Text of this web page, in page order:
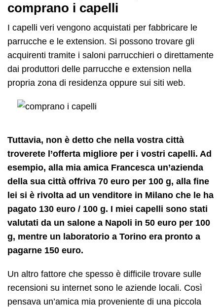
comprano i capelli
I capelli veri vengono acquistati per fabbricare le
parrucche e le extension. Si possono trovare gli
acquirenti tramite i saloni parrucchieri o direttamente
dai produttori delle parrucche e extension nella
propria zona di residenza oppure sui siti web.
Tuttavia, non è detto che nella vostra città
troverete l’offerta migliore per i vostri capelli. Ad
esempio, alla mia amica Francesca un’azienda
della sua città offriva 70 euro per 100 g, alla fine
lei si è rivolta ad un venditore in Milano che le ha
pagato 130 euro / 100 g. I miei capelli sono stati
valutati da un salone a Napoli in 50 euro per 100
g, mentre un laboratorio a Torino era pronto a
pagarne 150 euro.
Un altro fattore che spesso è difficile trovare sulle
recensioni su internet sono le aziende locali. Così
pensava un’amica mia proveniente di una piccola